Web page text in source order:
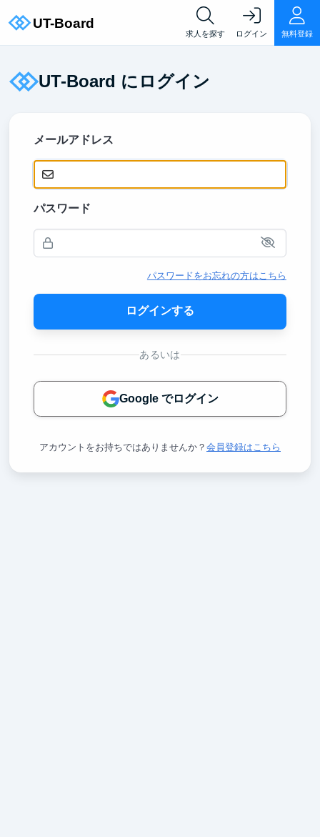
求人を探す ログイン 無料登録
UT-Board にログイン
メールアドレス
パスワード
パスワードをお忘れの方はこちら
ログインする
あるいは
Google でログイン
アカウントをお持ちではありませんか？ 会員登録はこちら